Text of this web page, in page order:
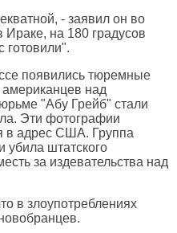
- заявил он во
Ираке, на 180 градусов
готовили".
появились тюремные
над
"Абу Грейб" стали
Эти фотографии
в адрес США. Группа
убила штатского
за издевательства над
в злоупотреблениях